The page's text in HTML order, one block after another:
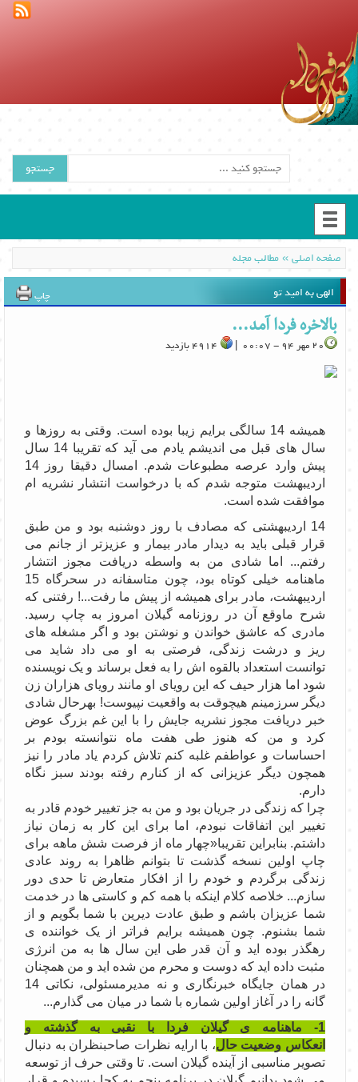
جستجو
صفحه اصلی»مطالب مجله
الهی به امید تو چاپ
بالاخره فردا آمد...
20 مهر 94 - 00:07 |
همیشه 14 سالگی برایم زیبا بوده است. وقتی به روزها و
سال های قبل می اندیشم یادم می آید که تقریبا 14 سال
پیش وارد عرصه مطبوعات شدم. امسال دقیقا روز 14
اردیبهشت متوجه شدم که با درخواست انتشار نشریه ام
موافقت شده است.
14 اردیبهشتی که مصادف با روز دوشنبه بود و من طبق
قرار قبلی باید به دیدار مادر بیمار و عزیزتر از جانم می
رفتم... اما شادی من به واسطه دریافت مجوز انتشار
ماهنامه خیلی کوتاه بود، چون متاسفانه در سحرگاه 15
اردیبهشت، مادر برای همیشه از پیش ما رفت...! رفتنی که
شرح ماوقع آن در روزنامه گیلان امروز به چاپ رسید.
مادری که عاشق خواندن و نوشتن بود و اگر مشغله های
ریز و درشت زندگی، فرصتی به او می داد شاید می
توانست استعداد بالقوه اش را به فعل برساند و یک نویسنده
شود اما هزار حیف که این رویای او مانند رویای هزاران زن
دیگر سرزمینم هیچوقت به واقعیت نپیوست! بهرحال شادی
خبر دریافت مجوز نشریه جایش را با این غم بزرگ عوض
کرد و من که هنوز طی هفت ماه نتوانسته بودم بر
احساسات و عواطفم غلبه کنم تلاش کردم یاد مادر را نیز
همچون دیگر عزیزانی که از کنارم رفته بودند سبز نگاه
دارم.
چرا که زندگی در جریان بود و من به جز تغییر خودم قادر به
تغییر این اتفاقات نبودم، اما برای این کار به زمان نیاز
داشتم. بنابراین تقریبا«چهار ماه از فرصت شش ماهه برای
چاپ اولین نسخه گذشت تا بتوانم ظاهرا به روند عادی
زندگی برگردم و خودم را از افکار متعارض تا حدی دور
سازم... خلاصه کلام اینکه با همه کم و کاستی ها در خدمت
شما عزیزان باشم و طبق عادت دیرین با شما بگویم و از
شما بشنوم. چون همیشه برایم فراتر از یک خواننده ی
رهگذر بوده اید و آن قدر طی این سال ها به من انرژی
مثبت داده اید که دوست و محرم من شده اید و من همچنان
در همان جایگاه خبرنگاری و نه مدیرمسئولی، نکاتی 14
گانه را در آغاز اولین شماره با شما در میان می گذارم...
1- ماهنامه ی گیلان فردا
با نقبی به گذشته و
انعکاس وضعیت حال، با ارایه نظرات صاحبنظران به دنبال
تصویر مناسبی از آینده گیلان است. تا وقتی حرف از توسعه